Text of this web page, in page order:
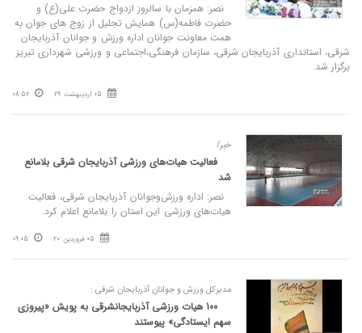
نصر: همزمان با سالروز ازدواج حضرت علی(ع) و
حضرت فاطمه(س) همایش تجلیل از زوج های جوان به
همت معاونت جوانان اداره ورزش و جوانان آذربایجان
شرقی، استانداری آذربایجان شرقی، سازمان فرهنگی،اجتماعی و ورزشی شهرداری تبریز
برگزار شد.
05 اردیبهشت 29 08:52
خبر/
فعالیت هیات‌های ورزشی آذربایجان شرقی بلامانع
شد
نصر: اداره ورزش‌وجوانان آذربایجان شرقی، فعالیت‌
هیات‌های ورزشی این استان را بلامانع اعلام کرد.
05 فروردین 20 09:05
مدیرکل ورزش و جوانان آذربایجان شرقی :
100 هیات ورزشی آذربایجانشرقی به پویش «پیروزی
سهم ایستادگی» پیوستند